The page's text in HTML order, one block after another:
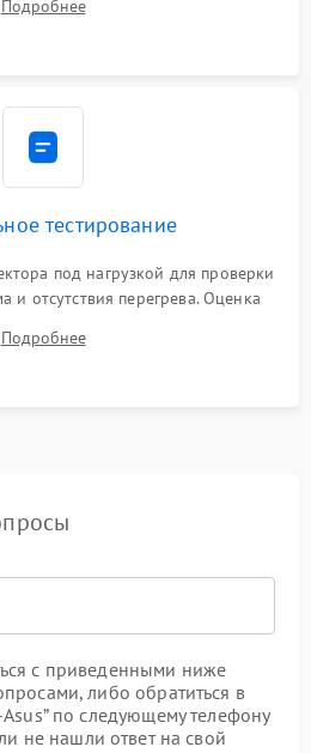
датчиков и закрытие корпуса
Подробнее
тестирование
под нагрузкой для проверки
и отсутствия перегрева. Оценка
и цветопередачи на тестовых
всех видеовходов и кнопок
Подробнее
с приведенными ниже
либо обратиться в
по следующему телефону
не нашли ответ на свой